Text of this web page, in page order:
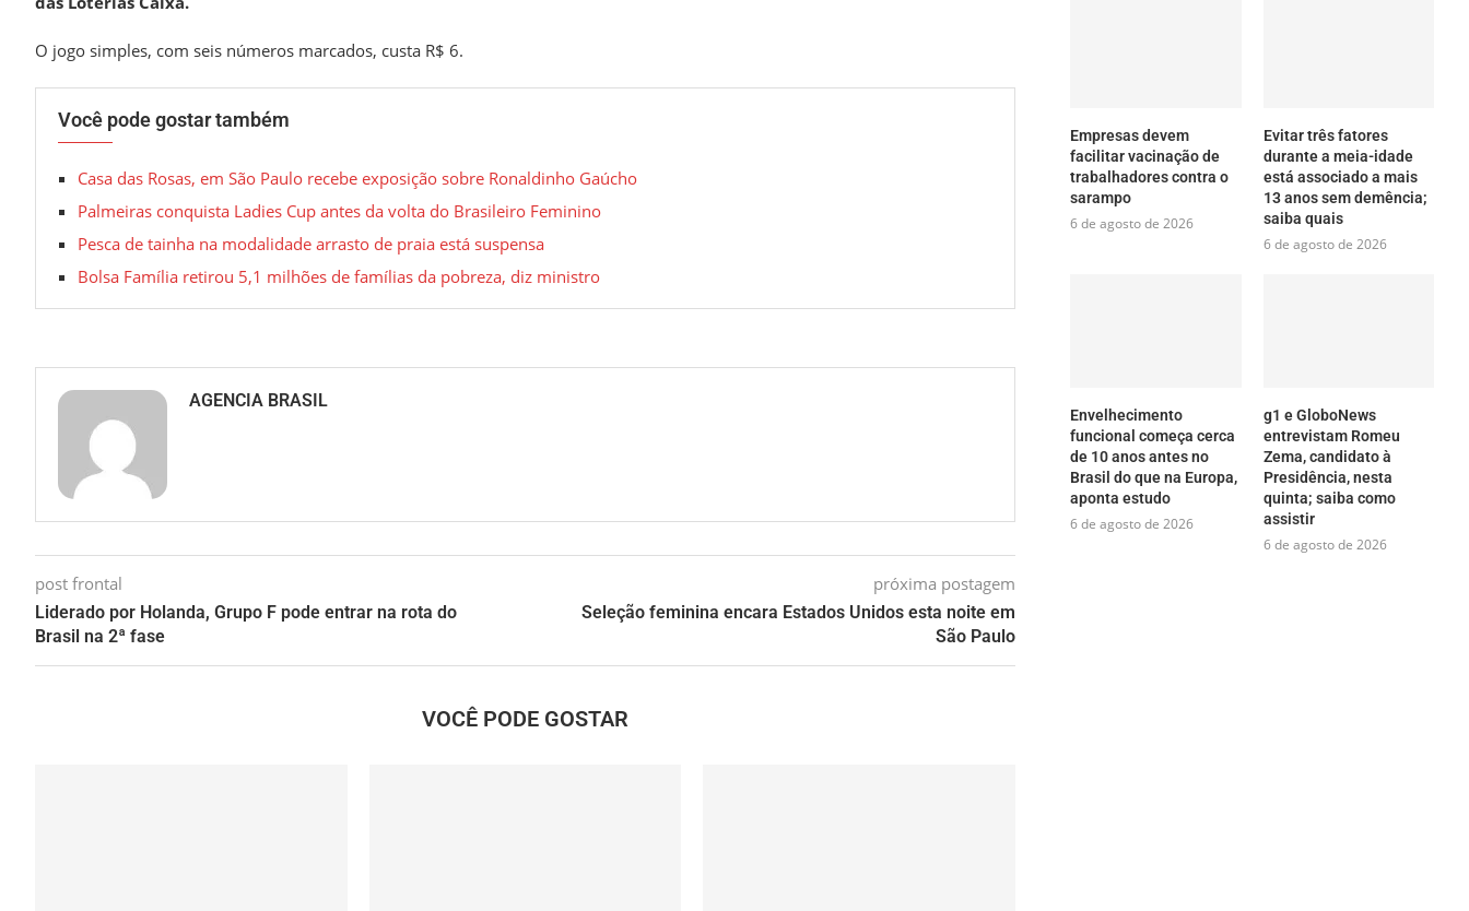
O jogo simples, com seis números marcados, custa R$ 6.
Você pode gostar também
Casa das Rosas, em São Paulo recebe exposição sobre Ronaldinho Gaúcho
Palmeiras conquista Ladies Cup antes da volta do Brasileiro Feminino
Pesca de tainha na modalidade arrasto de praia está suspensa
Bolsa Família retirou 5,1 milhões de famílias da pobreza, diz ministro
AGENCIA BRASIL
post frontal
Liderado por Holanda, Grupo F pode entrar na rota do
Brasil na 2ª fase
próxima postagem
Seleção feminina encara Estados Unidos esta noite em
São Paulo
VOCÊ PODE GOSTAR
Empresas devem
facilitar vacinação de
trabalhadores contra o
sarampo
6 de agosto de 2026
Evitar três fatores
durante a meia-idade
está associado a mais
13 anos sem demência;
saiba quais
6 de agosto de 2026
Envelhecimento
funcional começa cerca
de 10 anos antes no
Brasil do que na Europa,
aponta estudo
6 de agosto de 2026
g1 e GloboNews
entrevistam Romeu
Zema, candidato à
Presidência, nesta
quinta; saiba como
assistir
6 de agosto de 2026